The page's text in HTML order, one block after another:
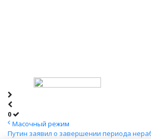
0
Масочный режим
Путин заявил о завершении периода